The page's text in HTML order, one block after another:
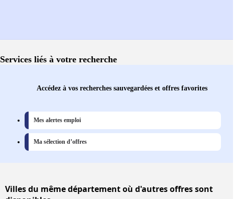
Services liés à votre recherche
Accédez à vos recherches sauvegardées et offres favorites
Mes alertes emploi
Ma sélection d’offres
Villesdu même département où d'autres offres sont